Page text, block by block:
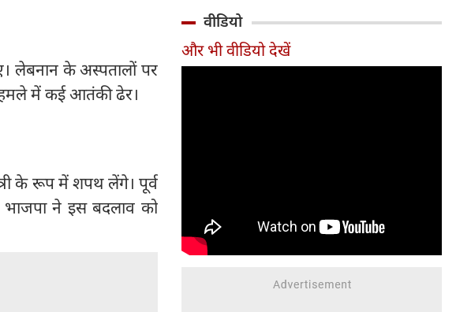
लेबनान के अस्पतालों पर
हमले में कई आतंकी ढेर।
के रूप में शपथ लेंगे। पूर्व
भाजपा ने इस बदलाव को
चेसिस जैसे फीचर्स मिलते हैं।
इथेनॉल मिलाने की कोई योजना नहीं
है।
वीडियो
और भी वीडियो देखें